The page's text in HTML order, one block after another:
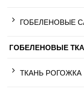
ГОБЕЛЕНОВЫЕ
ГОБЕЛЕНОВЫЕ
ТКАНЬ РОГОЖКА